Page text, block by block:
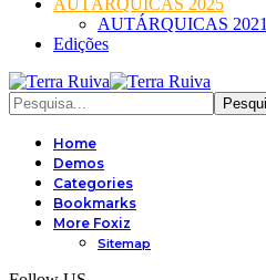
AUTÁRQUICAS 2025
AUTÁRQUICAS 2021
Edições
Home
Demos
Categories
Bookmarks
More Foxiz
Sitemap